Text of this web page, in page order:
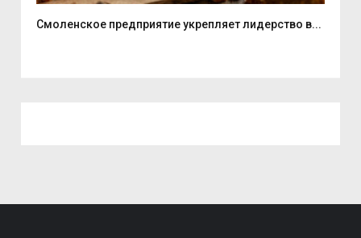
Смоленское предприятие укрепляет лидерство в...